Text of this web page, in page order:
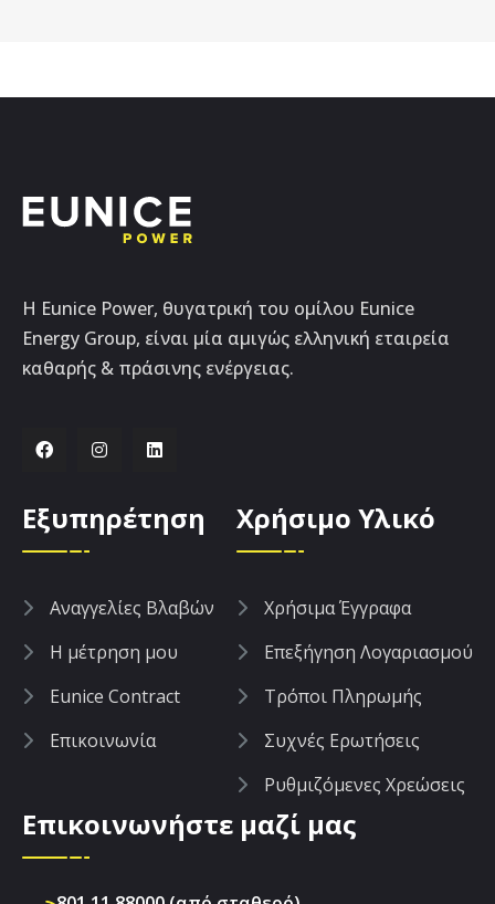
Η Eunice Power, θυγατρική του ομίλου Eunice
Energy Group, είναι μία αμιγώς ελληνική εταιρεία
καθαρής & πράσινης ενέργειας.
Εξυπηρέτηση
Aναγγελίες Βλαβών
Η μέτρηση μου
Eunice Contract
Επικοινωνία
Χρήσιμο Υλικό
Χρήσιμα Έγγραφα
Επεξήγηση Λογαριασμού
Τρόποι Πληρωμής
Συχνές Ερωτήσεις
Ρυθμιζόμενες Χρεώσεις
Επικοινωνήστε μαζί μας